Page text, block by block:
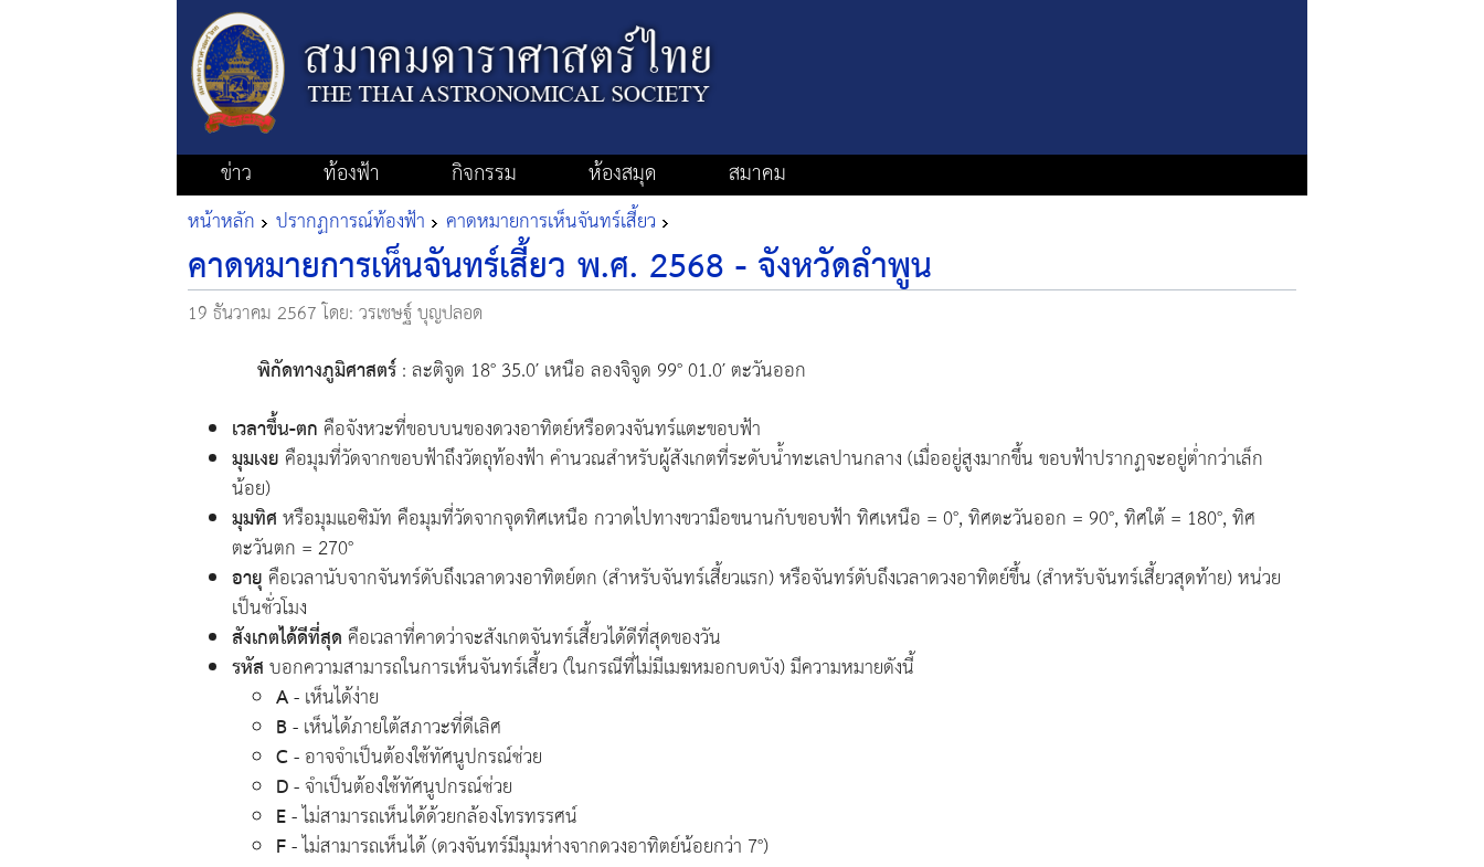
ข่าว ท้องฟ้า กิจกรรม ห้องสมุด สมาคม
หน้าหลัก ปรากฏการณ์ท้องฟ้า คาดหมายการเห็นจันทร์เสี้ยว
คาดหมายการเห็นจันทร์เสี้ยว พ.ศ. 2568 - จังหวัดลำพูน
19 ธันวาคม 2567โดย: วรเชษฐ์ บุญปลอด
พิกัดทางภูมิศาสตร์: ละติจูด 18° 35.0′ เหนือ ลองจิจูด 99° 01.0′ ตะวันออก
เวลาขึ้น-ตกคือจังหวะที่ขอบบนของดวงอาทิตย์หรือดวงจันทร์แตะขอบฟ้า
มุมเงยคือมุมที่วัดจากขอบฟ้าถึงวัตถุท้องฟ้า คำนวณสำหรับผู้สังเกตที่ระดับน้ำทะเลปานกลาง (เมื่ออยู่สูงมากขึ้น ขอบฟ้าปรากฏจะอยู่ต่ำกว่าเล็ก
น้อย)
มุมทิศหรือมุมแอซิมัท คือมุมที่วัดจากจุดทิศเหนือ กวาดไปทางขวามือขนานกับขอบฟ้า ทิศเหนือ = 0°, ทิศตะวันออก = 90°, ทิศใต้ = 180°, ทิศ
ตะวันตก = 270°
อายุคือเวลานับจากจันทร์ดับถึงเวลาดวงอาทิตย์ตก (สำหรับจันทร์เสี้ยวแรก) หรือจันทร์ดับถึงเวลาดวงอาทิตย์ขึ้น (สำหรับจันทร์เสี้ยวสุดท้าย) หน่วย
เป็นชั่วโมง
สังเกตได้ดีที่สุดคือเวลาที่คาดว่าจะสังเกตจันทร์เสี้ยวได้ดีที่สุดของวัน
รหัสบอกความสามารถในการเห็นจันทร์เสี้ยว (ในกรณีที่ไม่มีเมฆหมอกบดบัง) มีความหมายดังนี้
A- เห็นได้ง่าย
B- เห็นได้ภายใต้สภาวะที่ดีเลิศ
C- อาจจำเป็นต้องใช้ทัศนูปกรณ์ช่วย
D- จำเป็นต้องใช้ทัศนูปกรณ์ช่วย
E- ไม่สามารถเห็นได้ด้วยกล้องโทรทรรศน์
F- ไม่สามารถเห็นได้ (ดวงจันทร์มีมุมห่างจากดวงอาทิตย์น้อยกว่า 7°)